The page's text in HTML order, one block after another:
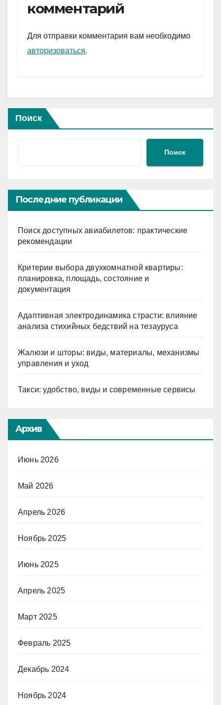
a
m
A
p
и
комментарий
Для отправки комментария вам необходимо
авторизоваться.
Поиск
Поиск
Последние публикации
Поиск доступных авиабилетов: практические
рекомендации
Критерии выбора двухкомнатной квартиры:
планировка, площадь, состояние и
документация
Адаптивная электродинамика страсти: влияние
анализа стихийных бедствий на тезауруса
Жалюзи и шторы: виды, материалы, механизмы
управления и уход
Такси: удобство, виды и современные сервисы
Архив
Июнь 2026
Май 2026
Апрель 2026
Ноябрь 2025
Июнь 2025
Апрель 2025
Март 2025
Февраль 2025
Декабрь 2024
Ноябрь 2024